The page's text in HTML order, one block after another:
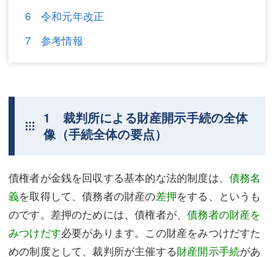
6 令和元年改正
7 参考情報
1 裁判所による財産開示手続の全体
像（手続全体の要点）
債権者が金銭を回収する基本的な法的制度は、 債務名
義を取得して、債務者の財産の差押をする、というも
のです。差押のためには、債権者が、債務者の財産を
みつけだす必要があります。この財産をみつけだすた
めの制度として、裁判所が主催する財産開示手続があ